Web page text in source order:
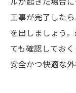
工事が完了した
を出しましょう
ても確認してお
安全かつ快適な